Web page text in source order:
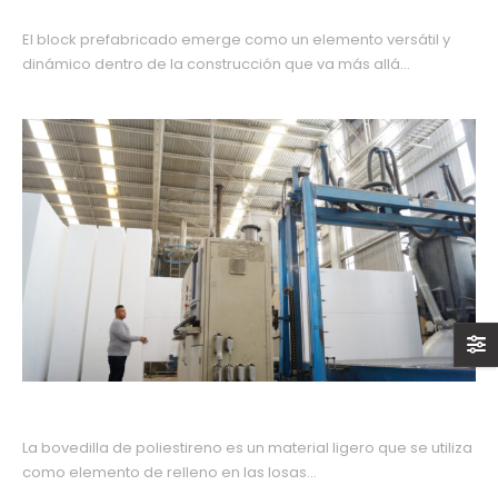
El block prefabricado emerge como un elemento versátil y
dinámico dentro de la construcción que va más allá...
La bovedilla de poliestireno es un material ligero que se utiliza
como elemento de relleno en las losas...